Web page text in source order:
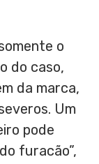
o
do caso,
da marca,
Um
pode
furacão”,